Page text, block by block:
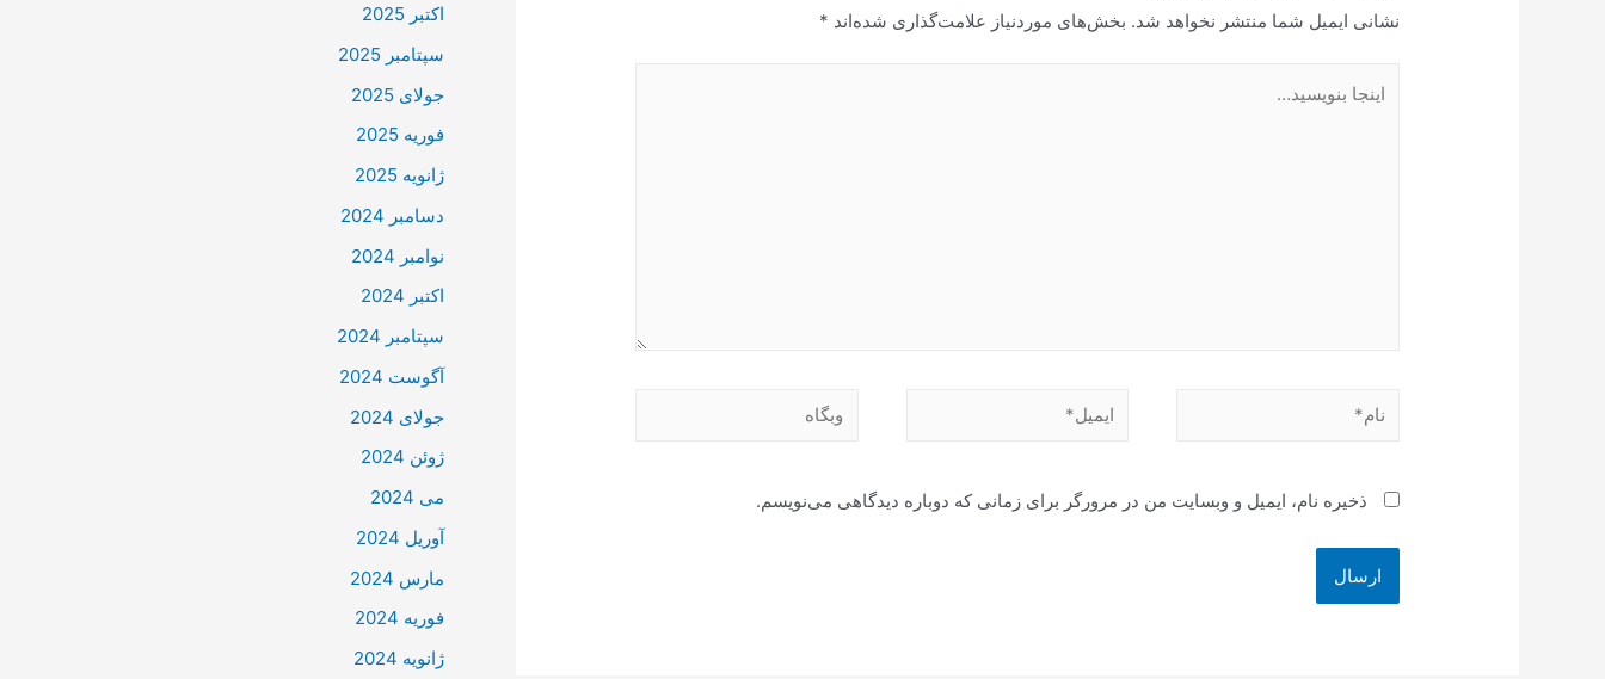
نشانی ایمیل شما منتشر نخواهد شد. بخش‌های موردنیاز علامت‌گذاری شده‌اند *
بنویسید…
نام* ایمیل* وبگاه
ذخیره نام، ایمیل و وبسایت من در مرورگر برای زمانی که دوباره دیدگاهی می‌نویسم.
اکتبر 2025
سپتامبر 2025
جولای 2025
فوریه 2025
ژانویه 2025
دسامبر 2024
نوامبر 2024
اکتبر 2024
سپتامبر 2024
آگوست 2024
جولای 2024
ژوئن 2024
می 2024
آوریل 2024
مارس 2024
فوریه 2024
ژانویه 2024